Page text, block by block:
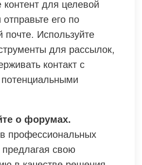
контент для целевой
его по
почте. Используйте
для рассылок,
контакт с
о форумах.
профессиональных
предлагая свою